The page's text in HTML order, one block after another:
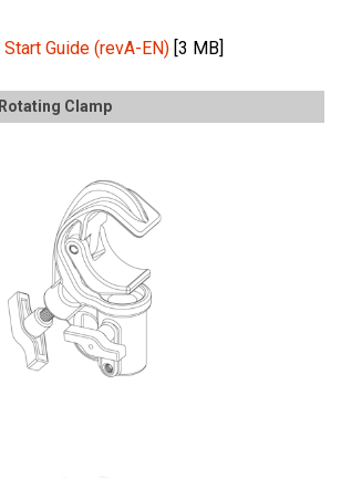
Guide (revA-EN) [3 MB]
Clamp